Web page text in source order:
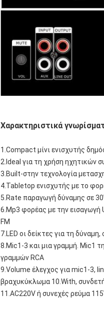
Χαρακτηριστικά
1.Compact μίνι ενισχυτής
2.Ideal για τη χρήση ηχητικών
3.Built-στην τεχνολογία
4.Tabletop ενισχυτής με το
5.Rate παραγωγή δύναμης σε
6.Mp3 φορέας με την εισαγωγή
FM
7.LED οι δείκτες για τη
8.Mic1-3 και μια γραμμή. Mic1
γραμμών RCA
9.Volume έλεγχος για mic1-3,
βραχυκύκλωμα 10.With,
11.AC220V ή συνεχές ρεύμα